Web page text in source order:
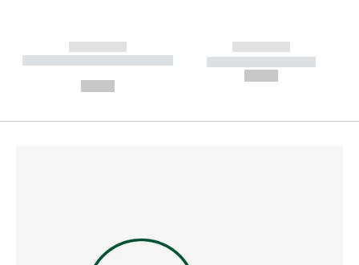
------------
----------- ----------- --------
------------
----------- -----------